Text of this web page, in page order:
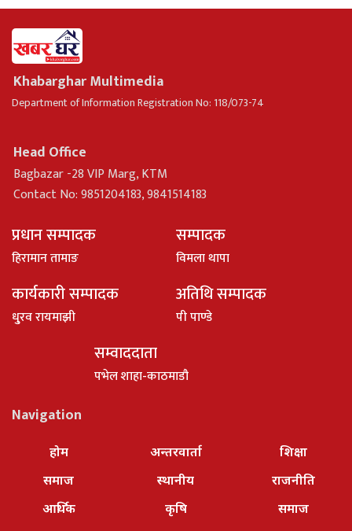
Khabarghar Multimedia
Department of Information Registration No: 118/073-74
Head Office
Bagbazar -28 VIP Marg, KTM
Contact No: 9851204183, 9841514183
प्रधान सम्पादक
हिरामान तामाङ
सम्पादक
विमला थापा
कार्यकारी सम्पादक
धु्रव रायमाझी
अतिथि सम्पादक
पी पाण्डे
सम्वाददाता
पभेल शाहा-काठमाडौ
Navigation
होम
समाज
आर्थिक
अन्तरवार्ता
स्थानीय
कृषि
शिक्षा
राजनीति
समाज